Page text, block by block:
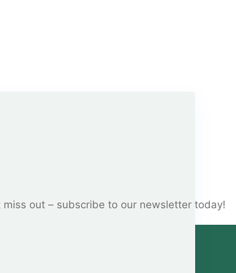
out – subscribe to our newsletter today!